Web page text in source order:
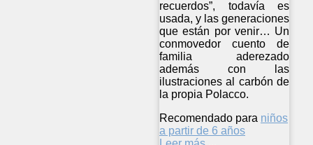
recuerdos”, todavía es
usada, y las generaciones
que están por venir… Un
conmovedor cuento de
familia aderezado
además con las
ilustraciones al carbón de
la propia Polacco.
Recomendado para niños
a partir de 6 años